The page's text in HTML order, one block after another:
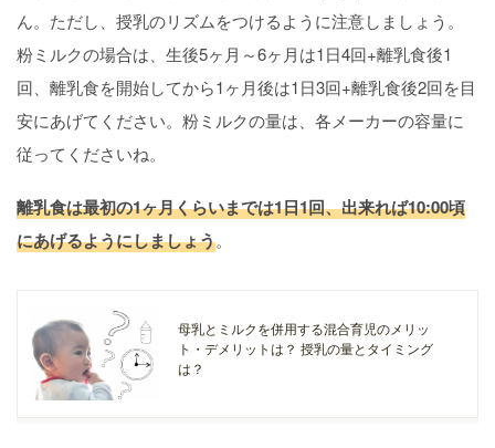
ん。ただし、授乳のリズムをつけるように注意しましょう。
粉ミルクの場合は、生後5ヶ月～6ヶ月は1日4回+離乳食後1
回、離乳食を開始してから1ヶ月後は1日3回+離乳食後2回を目
安にあげてください。粉ミルクの量は、各メーカーの容量に
従ってくださいね。
離乳食は最初の1ヶ月くらいまでは1日1回、出来れば10:00頃
にあげるようにしましょう。
母乳とミルクを併用する混合育児のメリッ
ト・デメリットは？ 授乳の量とタイミング
は？